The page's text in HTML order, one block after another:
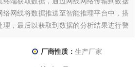
络网线将数据推送至智能推理平台中，搭
理，最后以获取到数据的分析结果进行警
厂商性质： 生产厂家